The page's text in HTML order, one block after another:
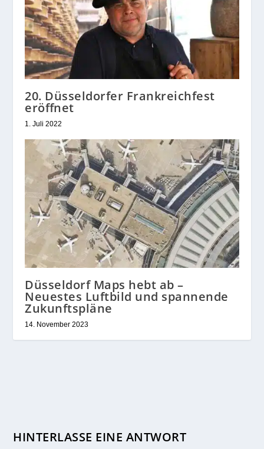
20. Düsseldorfer Frankreichfest
eröffnet
1. Juli 2022
Düsseldorf Maps hebt ab –
Neuestes Luftbild und spannende
Zukunftspläne
14. November 2023
HINTERLASSE EINE ANTWORT